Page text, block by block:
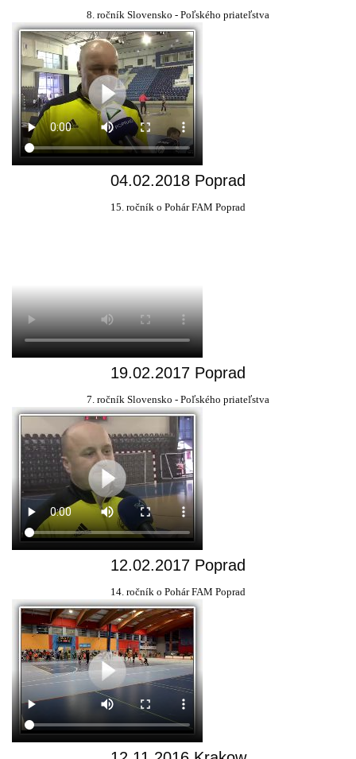
8. ročník Slovensko - Poľského priateľstva
04.02.2018 Poprad
15. ročník o Pohár FAM Poprad
19.02.2017 Poprad
7. ročník Slovensko - Poľského priateľstva
12.02.2017 Poprad
14. ročník o Pohár FAM Poprad